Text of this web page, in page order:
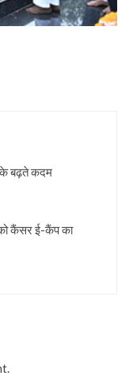
के बढ़ते कदम
कैंसर ई-कैंप का